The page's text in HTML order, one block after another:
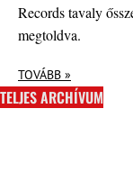
Records tavaly
megtoldva.
TOVÁBB »
TELJES ARCHÍVUM